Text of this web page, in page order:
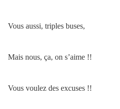
Vous aussi, triples buses,
Mais nous, ça, on s’aime !!
Vous voulez des excuses !!